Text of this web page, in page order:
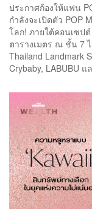
ประกาศก้องให้แฟน
กำลังจะเปิดตัว POP
โลก! ภายใต้คอนเซปต์
ตารางเมตร ณ ชั้น 7
Thailand Landmark
Crybaby, LABUBU